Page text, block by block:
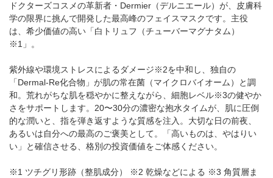
ドクターズコスメの革新者・Dermier（デルニエール）が、皮膚科
学の限界に挑んで開発した最高峰のフェイスマスクです。主役
は、希少価値の高い「白トリュフ（チューバーマグナタム）
※1」。
紫外線や環境ストレスによるダメージ※2を中和し、独自の
「Dermal-Re化合物」が肌の常在菌（マイクロバイオーム）と調
和。荒れがちな肌を穏やかに整えながら、細胞レベル※3の健やか
さをサポートします。20〜30分の濃密な抱水タイムが、肌に圧倒
的な潤いと、指を弾き返すような質感を注入。大切な日の前夜、
あるいは自分への最高のご褒美として。「高いものは、やはりい
い」と確信させる、格別の投資価値をご体感ください。
※1 ツチグリ形跡（整肌成分） ※2 乾燥などによる ※3 角質層ま